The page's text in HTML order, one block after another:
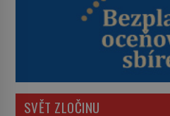
SVĚT ZLOČINU